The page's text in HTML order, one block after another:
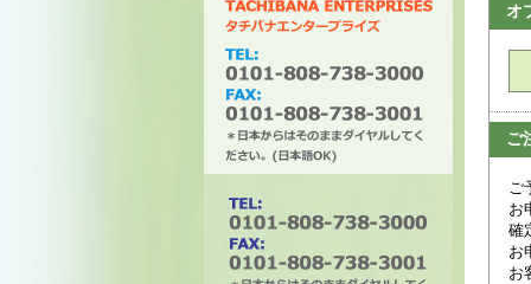
タチバナエンタープライズ
オ
ご
ご
お
確
お
お